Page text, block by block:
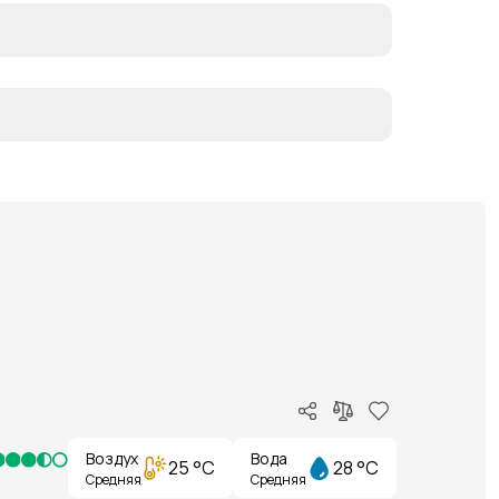
Воздух
Средняя 25 °C Вода
Средняя 28 °C